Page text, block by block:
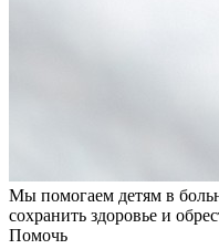
Мы помогаем детям в
сохранить здоровье и
Помочь